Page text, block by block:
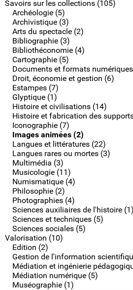
Savoirs sur les collections (105)
Archéologie (5)
Archivistique (3)
Arts du spectacle (2)
Bibliographie (3)
Bibliothéconomie (4)
Cartographie (5)
Documents et formats
Droit, économie et gestion (6)
Estampes (7)
Glyptique (1)
Histoire et civilisations (14)
Histoire et fabrication des
Iconographie (7)
Images animées (2)
Langues et littératures (22)
Langues rares ou mortes (3)
Multimédia (3)
Musicologie (11)
Numismatique (4)
Philosophie (2)
Photographies (4)
Sciences auxiliaires de l'histoire (1)
Sciences et techniques (5)
Sciences sociales (5)
Valorisation (10)
Edition (2)
Gestion de l'information
Médiation et ingénierie
Médiation numérique (5)
Muséographie (1)